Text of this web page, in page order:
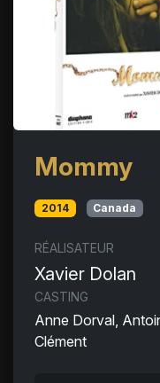
Mommy
2014 Canada
RÉALISATEUR
Xavier Dolan
CASTING
Anne Dorval,
Clément